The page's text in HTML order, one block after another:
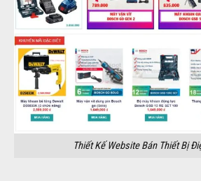
Thiết Kế Website Bán Thiết Bị